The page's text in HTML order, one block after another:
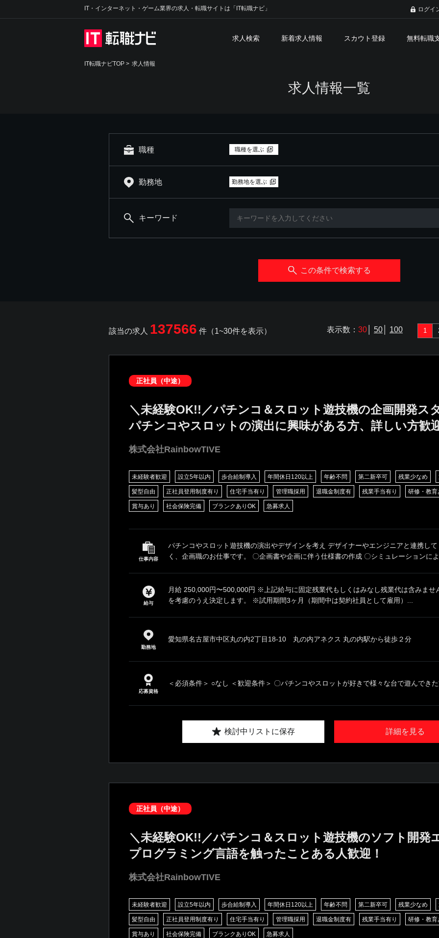
IT・インターネット・ゲーム業界の求人・転職サイトは「IT転職ナビ」 ログイ
求人検索 新着求人情報 スカウト登録 無料転職
IT転職ナビTOP > 求人情報
求人情報一覧
職種 職種を選ぶ
勤務地 勤務地を選ぶ
キーワード
この条件で検索する
該当の求人 137566 件（1~30件を表示） 表示数： 30 50 100 1
正社員（中途）
＼未経験OK!!／パチンコ＆スロット遊技機の企画開発ス
パチンコやスロットの演出に興味がある方、詳しい方歓
株式会社RainbowTIVE
未経験者歓迎 設立5年以内 歩合給制導入 年間休日120以上 年齢不問 第二新卒可 残業少なめ
髪型自由 正社員登用制度有り 住宅手当有り 管理職採用 退職金制度有 残業手当有り 研修・教育
賞与あり 社会保険完備 ブランクありOK 急募求人
仕事内容
パチンコやスロット遊技機の演出やデザインを考え デザイナーやエンジニアと連携し
く、企画職のお仕事です。 〇企画書や企画に伴う仕様書の作成 〇シミュレーションに
給与
月給 250,000円〜500,000円 ※上記給与に固定残業代もしくはみなし残業代は含みま
を考慮のうえ決定します。 ※試用期間3ヶ月（期間中は契約社員として雇用）...
勤務地
愛知県名古屋市中区丸の内2丁目18-10 丸の内アネクス 丸の内駅から徒歩２分
応募資格
＜必須条件＞ ○なし ＜歓迎条件＞ 〇パチンコやスロットが好きで様々な台で遊んでき
詳細を見る
検討中リストに保存
正社員（中途）
＼未経験OK!!／パチンコ＆スロット遊技機のソフト開発
プログラミング言語を触ったことある人歓迎！
株式会社RainbowTIVE
未経験者歓迎 設立5年以内 歩合給制導入 年間休日120以上 年齢不問 第二新卒可 残業少なめ
髪型自由 正社員登用制度有り 住宅手当有り 管理職採用 退職金制度有 残業手当有り 研修・教育
賞与あり 社会保険完備 ブランクありOK 急募求人